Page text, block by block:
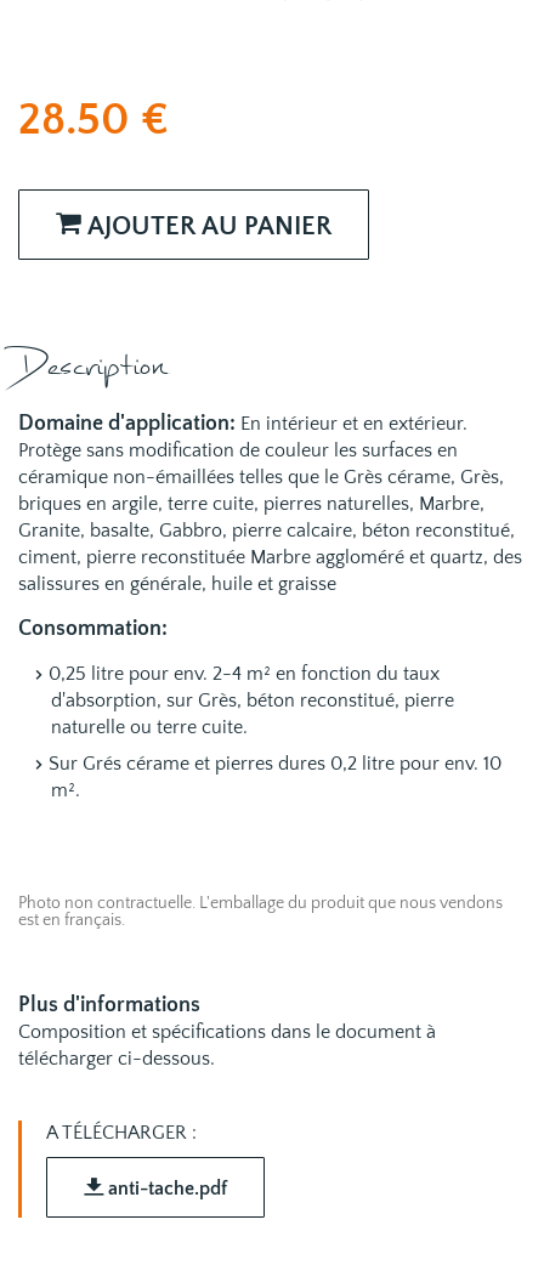
28.50 €
AJOUTER AU PANIER
Description
Domaine d'application: En intérieur et en extérieur.
Protège sans modification de couleur les surfaces en
céramique non-émaillées telles que le Grès cérame, Grès,
briques en argile, terre cuite, pierres naturelles, Marbre,
Granite, basalte, Gabbro, pierre calcaire, béton reconstitué,
ciment, pierre reconstituée Marbre aggloméré et quartz, des
salissures en générale, huile et graisse
Consommation:
0,25 litre pour env. 2-4 m² en fonction du taux
d'absorption, sur Grès, béton reconstitué, pierre
naturelle ou terre cuite.
Sur Grés cérame et pierres dures 0,2 litre pour env. 10
m².
Photo non contractuelle. L'emballage du produit que nous vendons
est en français.
Plus d'informations
Composition et spécifications dans le document à
télécharger ci-dessous.
A TÉLÉCHARGER :
anti-tache.pdf